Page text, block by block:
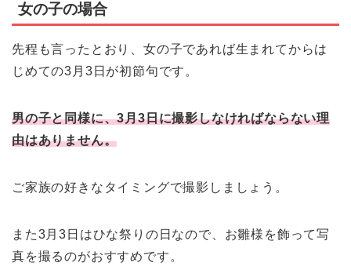
女の子の場合
先程も言ったとおり、女の子であれば生まれてからは
じめての3月3日が初節句です。
男の子と同様に、3月3日に撮影しなければならない理
由はありません。
ご家族の好きなタイミングで撮影しましょう。
また3月3日はひな祭りの日なので、お雛様を飾って写
真を撮るのがおすすめです。